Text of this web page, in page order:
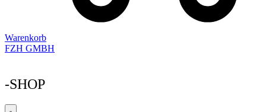
Warenkorb
FZH GMBH
-SHOP